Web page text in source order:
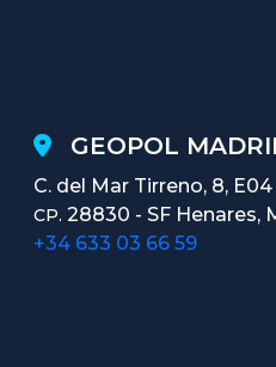
GEOPOL
C. del Mar Tirreno, 8, E04
CP. 28830 - SF Henares,
+34 633 03 66 59